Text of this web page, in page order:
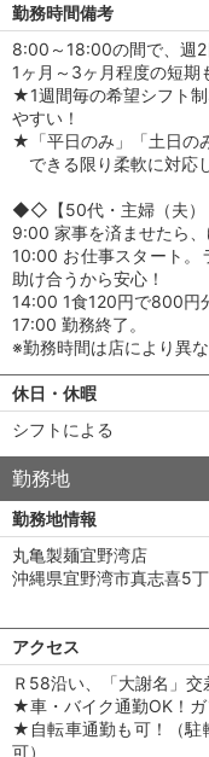
勤務時間備考
8:00～18:00の間で、週2
1ヶ月～3ヶ月程度の短期
★1週間毎の希望シフト
やすい！
★「平日のみ」「土日の
できる限り柔軟に対応
◆◇【50代・主婦（夫）
9:00 家事を済ませたら、
10:00 お仕事スタート。
助け合うから安心！
14:00 1食120円で800円
17:00 勤務終了。
※勤務時間は店により異
休日・休暇
シフトによる
勤務地
勤務地情報
丸亀製麺宜野湾店
沖縄県宜野湾市真志喜5
アクセス
Ｒ58沿い、「大謝名」
★車・バイク通勤OK！ガ
★自転車通勤も可！（駐
可）